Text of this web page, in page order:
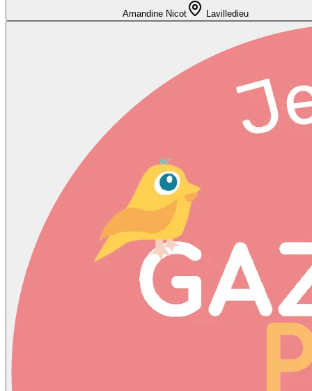
Amandine Nicot Lavilledieu